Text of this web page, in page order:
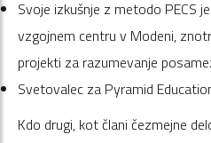
Svoje izkušnje z metodo PECS
vzgojnem centru v Modeni,
projekti za razumevanje
Svetovalec za Pyramid
Kdo drugi, kot člani čezmejne